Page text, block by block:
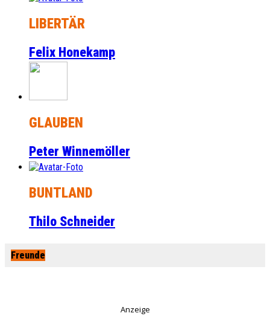
LIBERTÄR
Felix Honekamp
GLAUBEN
Peter Winnemöller
BUNTLAND
Thilo Schneider
Freunde
Anzeige